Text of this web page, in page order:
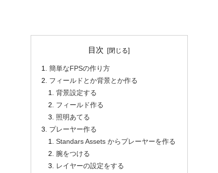
目次
簡単なFPSの作り方
フィールドとか背景とか作る
背景設定する
フィールド作る
照明あてる
プレーヤー作る
Standars Assets からプレーヤーを作る
腕をつける
レイヤーの設定をする